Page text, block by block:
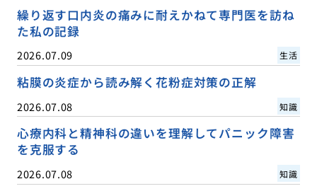
繰り返す口内炎の痛みに耐えかねて専門医を訪ね
た私の記録
2026.07.09 生活
粘膜の炎症から読み解く花粉症対策の正解
2026.07.08 知識
心療内科と精神科の違いを理解してパニック障害
を克服する
2026.07.08 知識